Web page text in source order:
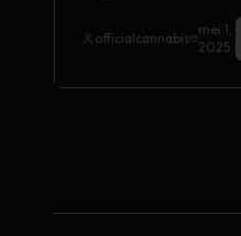
officialcannabis
mei 1,
2025